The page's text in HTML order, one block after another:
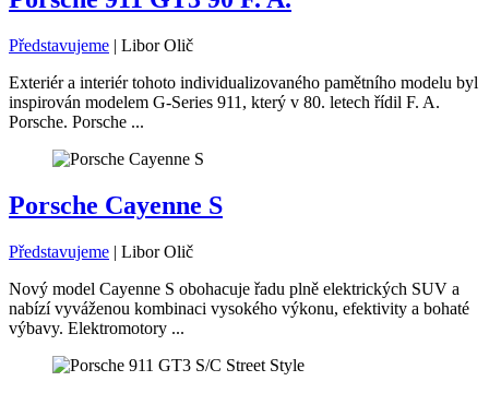
Představujeme | Libor Olič
Exteriér a interiér tohoto individualizovaného pamětního modelu byl
inspirován modelem G-Series 911, který v 80. letech řídil F. A.
Porsche. Porsche ...
Porsche Cayenne S
Představujeme | Libor Olič
Nový model Cayenne S obohacuje řadu plně elektrických SUV a
nabízí vyváženou kombinaci vysokého výkonu, efektivity a bohaté
výbavy. Elektromotory ...